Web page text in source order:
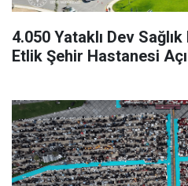
4.050 Yataklı Dev
Etlik Şehir Hastanesi